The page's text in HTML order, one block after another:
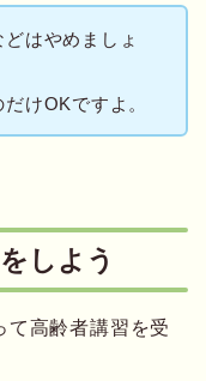
はやめましょ
けOKですよ。
しよう
て高齢者講習を受